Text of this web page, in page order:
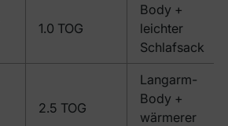
1.0 TOG
Body +
leichter
Schlafsack
2.5 TOG
Langarm-
Body +
wärmerer